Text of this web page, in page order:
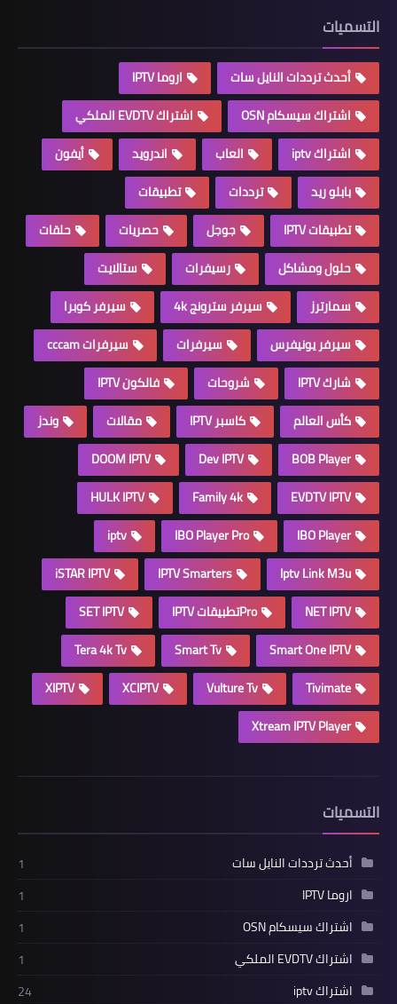
التسميات
أحدث ترددات النايل سات
اروما IPTV
اشتراك سيسكام OSN
اشتراك EVDTV الملكي
اشتراك iptv
العاب اندرويد
أيفون
بابلو ريد
ترددات
تطبيقات
تطبيقات IPTV
جوجل حصريات
حلقات
حلول ومشاكل
رسيفرات
ستالايت
سمارترز
سيرفر سترونج 4k
سيرفر كوبرا
سيرفر يونيفرس
سيرفرات
سيرفرات cccam
شارك IPTV
شروحات
فالكون IPTV
كأس العالم
كاسبر IPTV مقالات
وندز
BOB Player
Dev IPTV
DOOM IPTV
EVDTV IPTV
Family 4k
HULK IPTV
IBO Player
IBO Player Pro
iptv
Iptv Link M3u
IPTV Smarters
iSTAR IPTV
NET IPTV
Proتطبيقات IPTV
SET IPTV
Smart One IPTV
Smart Tv
Tera 4k Tv
Tivimate
Vulture Tv
XCIPTV
XIPTV
Xtream IPTV Player
التسميات
أحدث ترددات النايل سات
1
اروما IPTV
1
اشتراك سيسكام OSN
1
اشتراك EVDTV الملكي
1
اشتراك iptv
24